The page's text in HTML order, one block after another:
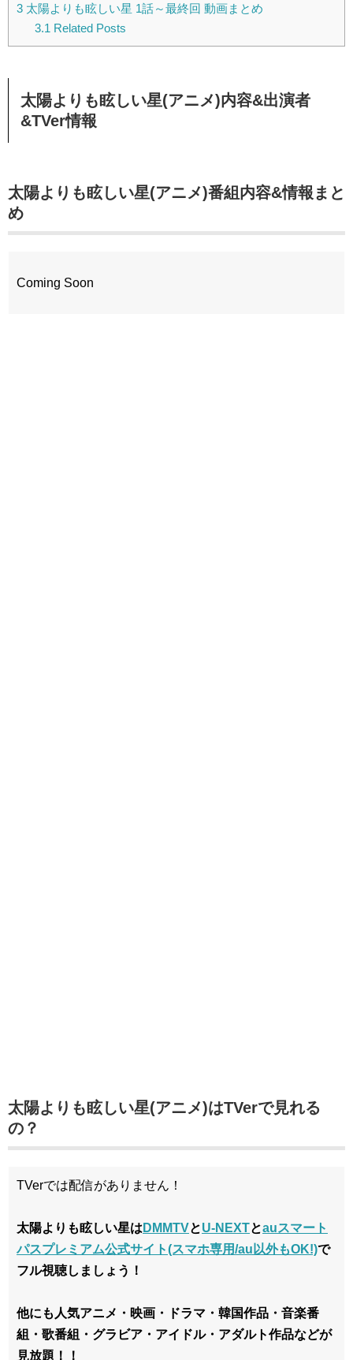
3 太陽よりも眩しい星 1話～最終回 動画まとめ
3.1 Related Posts
太陽よりも眩しい星(アニメ)内容&出演者
&TVer情報
太陽よりも眩しい星(アニメ)番組内容&情報まと
め
Coming Soon
太陽よりも眩しい星(アニメ)はTVerで見れる
の？
TVerでは配信がありません！
太陽よりも眩しい星は DMMTVとU-NEXTとauスマート
パスプレミアム公式サイト(スマホ専用/au以外もOK!)で
フル視聴しましょう！
他にも人気アニメ・映画・ドラマ・韓国作品・音楽番
組・歌番組・グラビア・アイドル・アダルト作品などが
見放題！！